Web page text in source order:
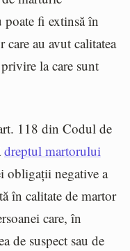
poate fi extinsă în
care au avut calitatea
la care sunt
118 din Codul de
dreptul martorului
obligații negative a
în calitate de martor
care, în
de suspect sau de